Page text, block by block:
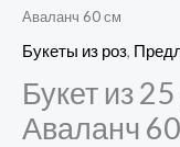
Аваланч 60 см
Букеты из роз,
Букет из
Аваланч